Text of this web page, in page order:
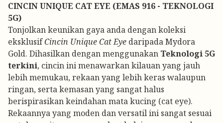
CINCIN UNIQUE CAT EYE (EMAS 916 - TEKNOLOGI
5G)
Tonjolkan keunikan gaya anda dengan koleksi
eksklusifCincin Unique Cat Eye daripada Mydora
Gold. Dihasilkan dengan menggunakan Teknologi 5G
terkini, cincin ini menawarkan kilauan yang jauh
lebih memukau, rekaan yang lebih keras walaupun
ringan, serta kemasan yang sangat halus
berispirasikan keindahan mata kucing (cat eye).
Rekaannya yang moden dan versatil ini sangat sesuai